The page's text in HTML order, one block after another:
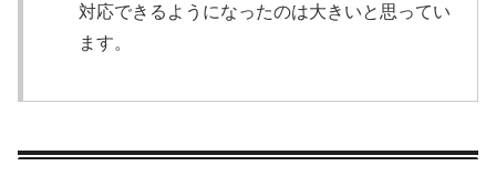
対応できるようになったのは大きいと思ってい
ます。